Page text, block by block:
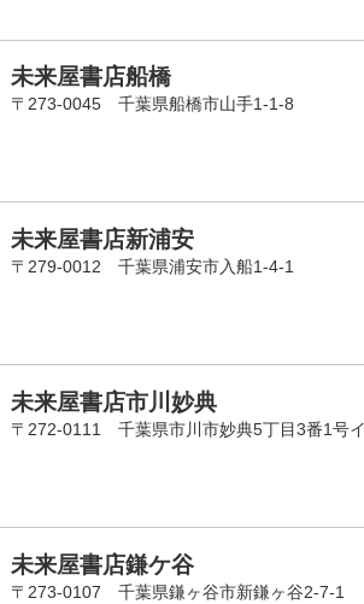
未来屋書店船橋
〒273-0045 千葉県船橋市山手1-1-8
未来屋書店新浦安
〒279-0012 千葉県浦安市入船1-4-1
未来屋書店市川妙典
〒272-0111 千葉県市川市妙典5丁目3番1号
未来屋書店鎌ケ谷
〒273-0107 千葉県鎌ヶ谷市新鎌ヶ谷2-7-1